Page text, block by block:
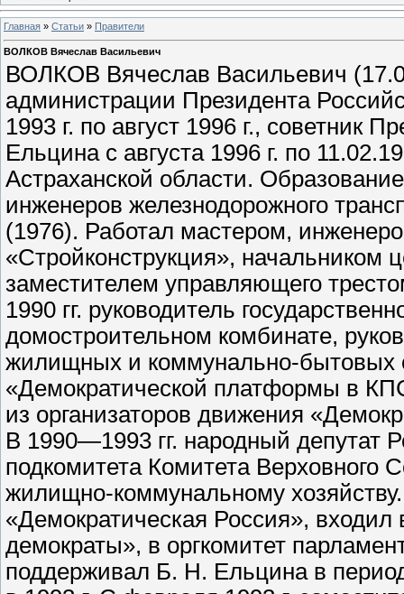
Главная » Статьи » Правители
ВОЛКОВ Вячеслав Васильевич
ВОЛКОВ Вячеслав Васильевич
администрации Президента
1993 г. по август 1996 г., советник
Ельцина с августа 1996 г. по
Астраханской области.
инженеров железнодорожного
(1976). Работал мастером,
«Стройконструкция», начальником
заместителем управляющего
1990 гг. руководитель
домостроительном комбинате,
жилищных и коммунально-бытовых
«Демократической платформы в
из организаторов движения
В 1990—1993 гг. народный депутат
подкомитета Комитета Верховного
жилищно-коммунальному
«Демократическая Россия»,
демократы», в оргкомитет
поддерживал Б. Н. Ельцина в